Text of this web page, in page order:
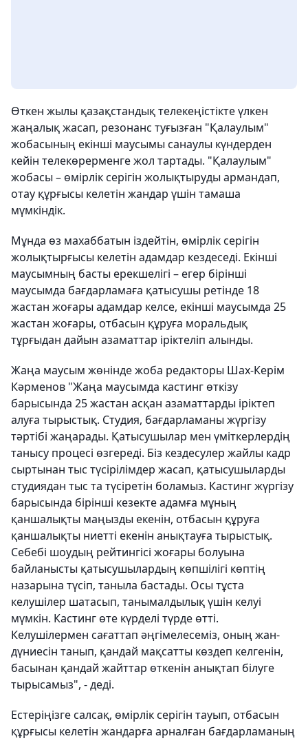
Өткен жылы қазақстандық телекеңістікте үлкен
жаңалық жасап, резонанс туғызған "Қалаулым"
жобасының екінші маусымы санаулы күндерден
кейін телекөрерменге жол тартады. "Қалаулым"
жобасы – өмірлік серігін жолықтыруды армандап,
отау құрғысы келетін жандар үшін тамаша
мүмкіндік.
Мұнда өз махаббатын іздейтін, өмірлік серігін
жолықтырғысы келетін адамдар кездеседі. Екінші
маусымның басты ерекшелігі – егер бірінші
маусымда бағдарламаға қатысушы ретінде 18
жастан жоғары адамдар келсе, екінші маусымда 25
жастан жоғары, отбасын құруға моральдық
тұрғыдан дайын азаматтар іріктеліп алынды.
Жаңа маусым жөнінде жоба редакторы Шах-Керім
Кәрменов "Жаңа маусымда кастинг өткізу
барысында 25 жастан асқан азаматтарды іріктеп
алуға тырыстық. Студия, бағдарламаны жүргізу
тәртібі жаңарады. Қатысушылар мен үміткерлердің
танысу процесі өзгереді. Біз кездесулер жайлы кадр
сыртынан тыс түсірілімдер жасап, қатысушыларды
студиядан тыс та түсіретін боламыз. Кастинг жүргізу
барысында бірінші кезекте адамға мұның
қаншалықты маңызды екенін, отбасын құруға
қаншалықты ниетті екенін анықтауға тырыстық.
Себебі шоудың рейтингісі жоғары болуына
байланысты қатысушылардың көпшілігі көптің
назарына түсіп, таныла бастады. Осы тұста
келушілер шатасып, танымалдылық үшін келуі
мүмкін. Кастинг өте күрделі түрде өтті.
Келушілермен сағаттап әңгімелесеміз, оның жан-
дүниесін танып, қандай мақсатты көздеп келгенін,
басынан қандай жайттар өткенін анықтап білуге
тырысамыз", - деді.
Естеріңізге салсақ, өмірлік серігін тауып, отбасын
құрғысы келетін жандарға арналған бағдарламаның